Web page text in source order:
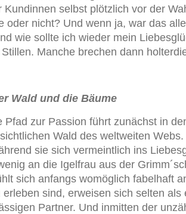
Kundinnen selbst plötzlich vor der
oder nicht? Und wenn ja, war das
wie sollte ich wieder mein
Manche brechen dann
Wald und die Bäume
Pfad zur Passion führt zunächst in
Wald des weltweiten Webs.
sie sich vermeintlich ins
an die Igelfrau aus der
sich anfangs womöglich fabelhaft
erleben sind, erweisen sich selten als
Partner. Und inmitten der